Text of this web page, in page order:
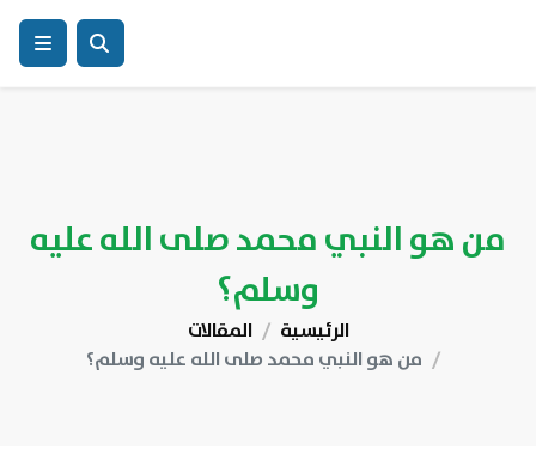
من هو النبي محمد صلى الله عليه
وسلم؟
الرئيسية
المقالات
من هو النبي محمد صلى الله عليه وسلم؟